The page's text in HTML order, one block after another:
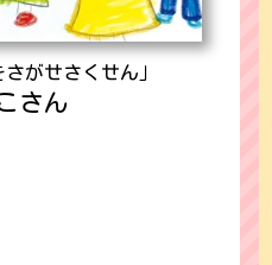
がせさくせん」
さん